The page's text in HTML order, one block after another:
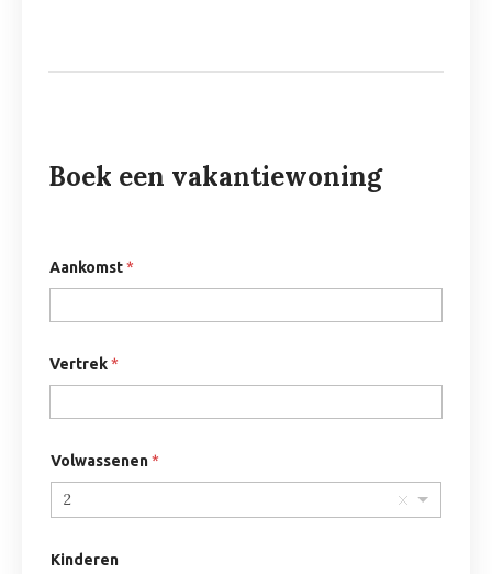
Boek een vakantiewoning
Aankomst*
Vertrek*
Volwassenen*
2
Kinderen